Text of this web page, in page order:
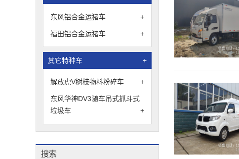
东风铝合金运猪车 +
福田铝合金运猪车 +
其它特种车 +
解放虎V树枝物料粉碎车 +
东风华神DV3随车吊式抓斗式
垃圾车
+
搜索